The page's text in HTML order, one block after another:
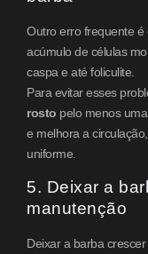
Outro erro frequente é
acúmulo de células
caspa e até foliculite.
Para evitar esses
rosto pelo menos
e melhora a
uniforme.
5. Deixar a
manutenção
Deixar a barba